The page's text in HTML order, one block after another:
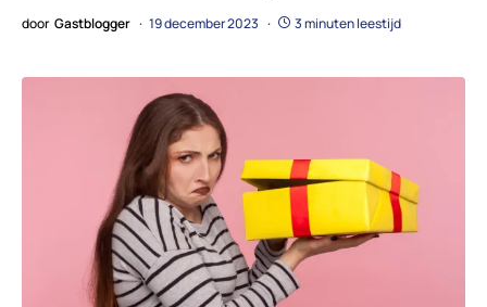
door Gastblogger 19 december 2023 3 minuten leestijd